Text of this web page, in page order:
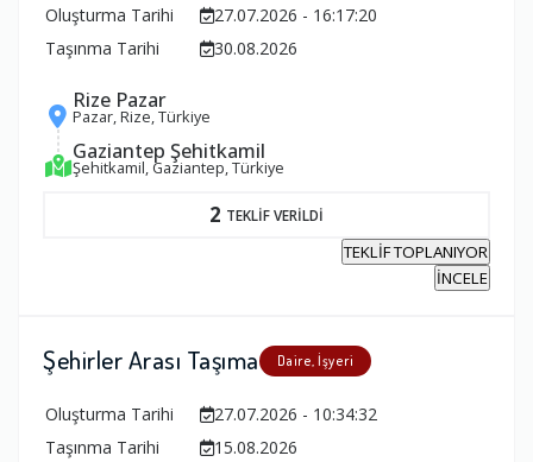
Oluşturma Tarihi
27.07.2026 - 16:17:20
Taşınma Tarihi
30.08.2026
Rize Pazar
Pazar, Rize, Türkiye
Gaziantep Şehitkamil
Şehitkamil, Gaziantep, Türkiye
2 TEKLİF VERİLDİ
TEKLİF TOPLANIYOR
İNCELE
Şehirler Arası Taşıma Daire, İşyeri
Oluşturma Tarihi
27.07.2026 - 10:34:32
Taşınma Tarihi
15.08.2026